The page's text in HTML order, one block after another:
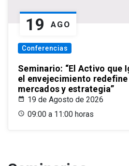
19 AGO
Conferencias
Seminario: “El Activo que
el envejecimiento
mercados y estrategia”
19 de Agosto de 2026
09:00 a 11:00 horas